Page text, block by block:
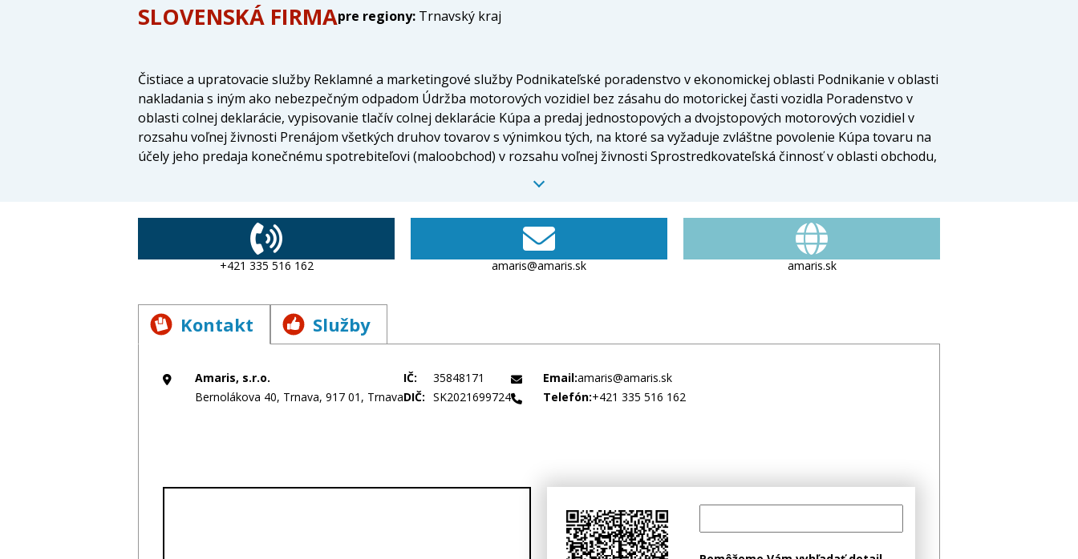
SLOVENSKÁ FIRMApre regiony: Trnavský kraj
Čistiace a upratovacie služby Reklamné a marketingové služby Podnikateľské poradenstvo v ekonomickej oblasti Podnikanie v oblasti
nakladania s iným ako nebezpečným odpadom Údržba motorových vozidiel bez zásahu do motorickej časti vozidla Poradenstvo v
oblasti colnej deklarácie, vypisovanie tlačív colnej deklarácie Kúpa a predaj jednostopových a dvojstopových motorových vozidiel v
rozsahu voľnej živnosti Prenájom všetkých druhov tovarov s výnimkou tých, na ktoré sa vyžaduje zvláštne povolenie Kúpa tovaru na
účely jeho predaja konečnému spotrebiteľovi (maloobchod) v rozsahu voľnej živnosti Sprostredkovateľská činnosť v oblasti obchodu,
Nákladná cestná doprava vykonávaná cestnými nákladnými vozidlami, ktorých celková hmotnosť vrátane prípojného vozidla
nepresahuje 3,5 t Skladovanie Zasielateľstvo Masérske služby Kuriérske služby Prenájom hnuteľných vecí
+421 335 516 162 amaris@amaris.sk amaris.sk
Kontakt Služby
Amaris, s.r.o.
Bernolákova 40, Trnava, 917 01, Trnava
IČ:
35848171
DIČ: SK2021699724
Email:amaris@amaris.sk
Telefón:+421 335 516 162